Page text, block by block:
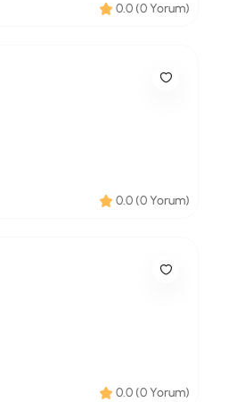
0.0 (0 Yorum)
0.0 (0 Yorum)
0.0 (0 Yorum)